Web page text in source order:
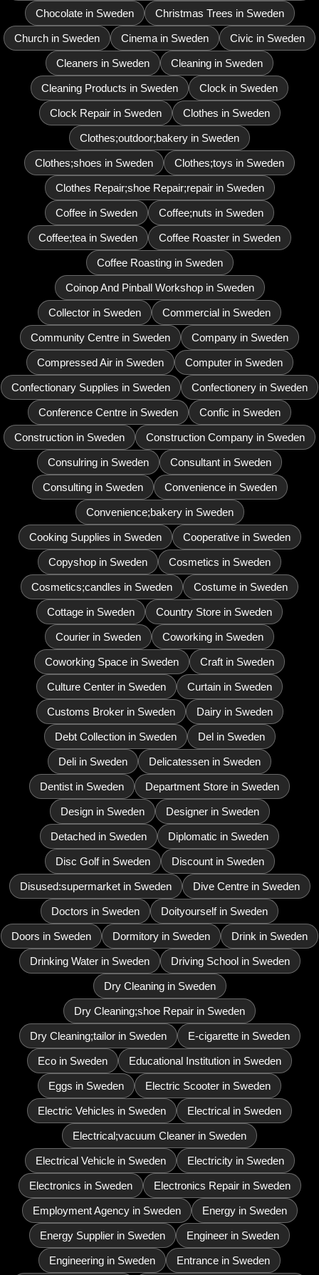
Chocolate in Sweden Christmas Trees in Sweden
Church in Sweden Cinema in Sweden Civic in Sweden
Cleaners in Sweden Cleaning in Sweden
Cleaning Products in Sweden Clock in Sweden
Clock Repair in Sweden Clothes in Sweden
Clothes;outdoor;bakery in Sweden
Clothes;shoes in Sweden Clothes;toys in Sweden
Clothes Repair;shoe Repair;repair in Sweden
Coffee in Sweden Coffee;nuts in Sweden
Coffee;tea in Sweden Coffee Roaster in Sweden
Coffee Roasting in Sweden
Coinop And Pinball Workshop in Sweden
Collector in Sweden Commercial in Sweden
Community Centre in Sweden Company in Sweden
Compressed Air in Sweden Computer in Sweden
Confectionary Supplies in Sweden Confectionery in Sweden
Conference Centre in Sweden Confic in Sweden
Construction in Sweden Construction Company in Sweden
Consulring in Sweden Consultant in Sweden
Consulting in Sweden Convenience in Sweden
Convenience;bakery in Sweden
Cooking Supplies in Sweden Cooperative in Sweden
Copyshop in Sweden Cosmetics in Sweden
Cosmetics;candles in Sweden Costume in Sweden
Cottage in Sweden Country Store in Sweden
Courier in Sweden Coworking in Sweden
Coworking Space in Sweden Craft in Sweden
Culture Center in Sweden Curtain in Sweden
Customs Broker in Sweden Dairy in Sweden
Debt Collection in Sweden Del in Sweden
Deli in Sweden Delicatessen in Sweden
Dentist in Sweden Department Store in Sweden
Design in Sweden Designer in Sweden
Detached in Sweden Diplomatic in Sweden
Disc Golf in Sweden Discount in Sweden
Disused:supermarket in Sweden Dive Centre in Sweden
Doctors in Sweden Doityourself in Sweden
Doors in Sweden Dormitory in Sweden Drink in Sweden
Drinking Water in Sweden Driving School in Sweden
Dry Cleaning in Sweden
Dry Cleaning;shoe Repair in Sweden
Dry Cleaning;tailor in Sweden E-cigarette in Sweden
Eco in Sweden Educational Institution in Sweden
Eggs in Sweden Electric Scooter in Sweden
Electric Vehicles in Sweden Electrical in Sweden
Electrical;vacuum Cleaner in Sweden
Electrical Vehicle in Sweden Electricity in Sweden
Electronics in Sweden Electronics Repair in Sweden
Employment Agency in Sweden Energy in Sweden
Energy Supplier in Sweden Engineer in Sweden
Engineering in Sweden Entrance in Sweden